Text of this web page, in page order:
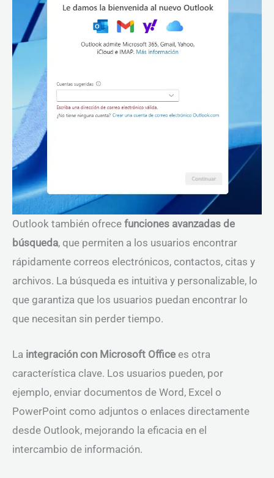
Outlook también ofrece funciones avanzadas de
búsqueda, que permiten a los usuarios encontrar
rápidamente correos electrónicos, contactos, citas y
archivos. La búsqueda es intuitiva y personalizable, lo
que garantiza que los usuarios puedan encontrar lo
que necesitan sin perder tiempo.
La integración con Microsoft Office es otra
característica clave. Los usuarios pueden, por
ejemplo, enviar documentos de Word, Excel o
PowerPoint como adjuntos o enlaces directamente
desde Outlook, mejorando la eficacia en el
intercambio de información.